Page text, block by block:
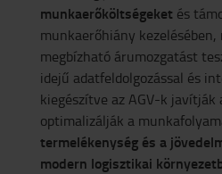
munkaerőköltségeket és
munkaerőhiány
megbízható árumozgatást
idejű adatfeldolgozással és
kiegészítve az AGV-k javítják
optimalizálják a
termelékenység és a
modern logisztikai